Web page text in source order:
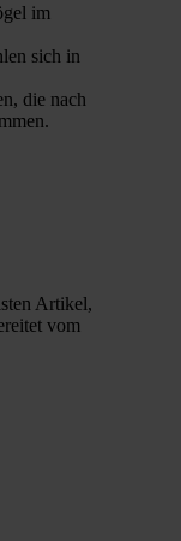
im
sich in
die nach
Artikel,
vom